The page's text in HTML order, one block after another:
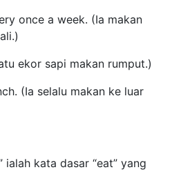
once a week. (Ia makan
ekor sapi makan rumput.)
(Ia selalu makan ke luar
ialah kata dasar “eat” yang